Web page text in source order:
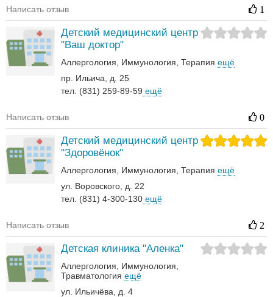
Написать отзыв 1
Детский медицинский центр
"Ваш доктор"
Аллергология Иммунология Терапия ещё
пр. Ильича, д. 25
тел. (831) 259-89-59 ещё
Написать отзыв 0
Детский медицинский центр
"Здоровёнок"
Аллергология Иммунология Терапия ещё
ул. Воровского, д. 22
тел. (831) 4-300-130 ещё
Написать отзыв 2
Детская клиника "Аленка"
Аллергология
Иммунология
Травматология ещё
ул. Ильичёва, д. 4